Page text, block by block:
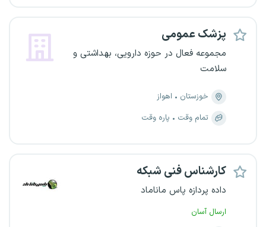
پزشک عمومی
مجموعه فعال در حوزه دارویی، بهداشتی و
سلامت
خوزستان
اهواز
تمام وقت
پاره وقت
کارشناس فنی شبکه
داده پردازه پاس ماناماد
ارسال آسان